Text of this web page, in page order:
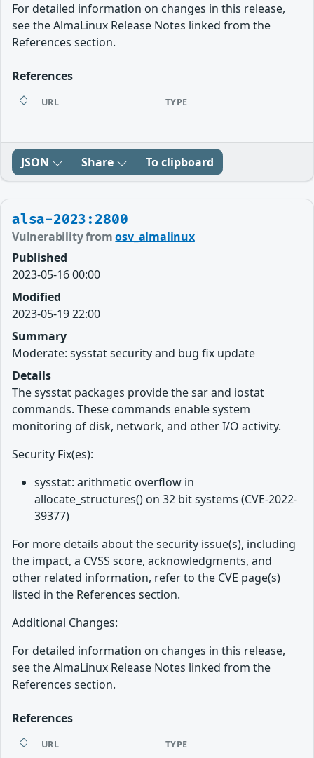
For detailed information on changes in this release,
see the AlmaLinux Release Notes linked from the
References section.
References
URL TYPE
JSON Share To clipboard
alsa-2023:2800
Vulnerability fromosv_almalinux
Published
2023-05-16 00:00
Modified
2023-05-19 22:00
Summary
Moderate: sysstat security and bug fix update
Details
The sysstat packages provide the sar and iostat
commands. These commands enable system
monitoring of disk, network, and other I/O activity.
Security Fix(es):
sysstat: arithmetic overflow in
allocate_structures() on 32 bit systems (CVE-2022-
39377)
For more details about the security issue(s), including
the impact, a CVSS score, acknowledgments, and
other related information, refer to the CVE page(s)
listed in the References section.
Additional Changes:
For detailed information on changes in this release,
see the AlmaLinux Release Notes linked from the
References section.
References
URL TYPE